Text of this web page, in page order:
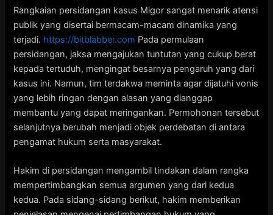
Rangkaian persidangan kasus Migor sangat menarik atensi
publik yang disertai bermacam-macam dinamika yang
terjadi. https://bitblabber.com Pada permulaan
persidangan, jaksa mengajukan tuntutan yang cukup berat
kepada tertuduh, mengingat besarnya pengaruh yang dari
kasus ini. Namun, tim terdakwa meminta agar dijatuhi vonis
yang lebih ringan dengan alasan yang dianggap
membantu yang dapat meringankan. Permohonan tersebut
selanjutnya berubah menjadi objek perdebatan di antara
pengamat hukum serta masyarakat.
Hakim di persidangan mengambil tindakan dalam rangka
mempertimbangkan semua argumen yang dari kedua
kedua. Pada sidang-sidang berikut, hakim memberikan